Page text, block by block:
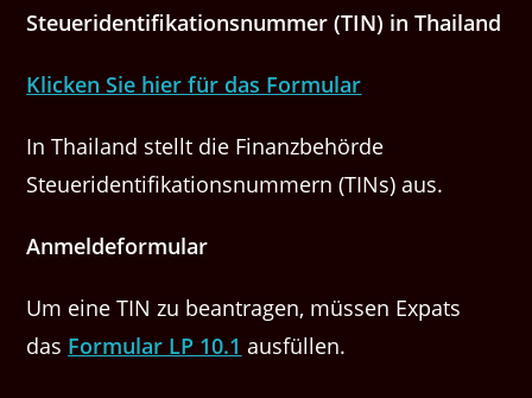
Steueridentifikationsnummer (TIN) in Thailand
Klicken Sie hier für das Formular
In Thailand stellt die Finanzbehörde
Steueridentifikationsnummern (TINs) aus.
Anmeldeformular
Um eine TIN zu beantragen, müssen Expats
das Formular LP 10.1 ausfüllen.